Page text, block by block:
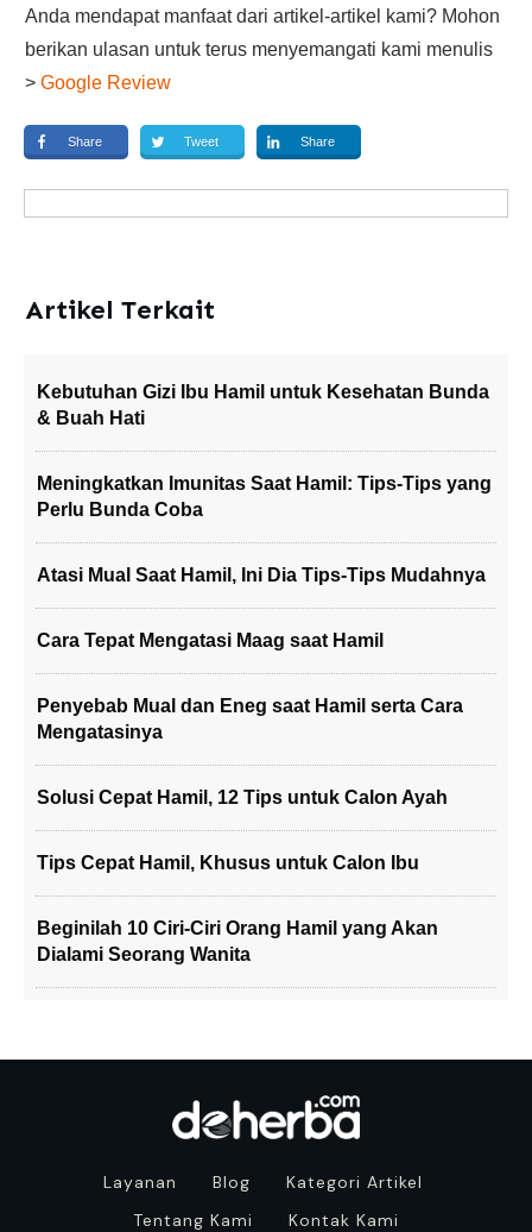
Anda mendapat manfaat dari artikel-artikel kami? Mohon
berikan ulasan untuk terus menyemangati kami menulis
> Google Review
Share Tweet Share
Artikel Terkait
Kebutuhan Gizi Ibu Hamil untuk Kesehatan Bunda
& Buah Hati
Meningkatkan Imunitas Saat Hamil: Tips-Tips yang
Perlu Bunda Coba
Atasi Mual Saat Hamil, Ini Dia Tips-Tips Mudahnya
Cara Tepat Mengatasi Maag saat Hamil
Penyebab Mual dan Eneg saat Hamil serta Cara
Mengatasinya
Solusi Cepat Hamil, 12 Tips untuk Calon Ayah
Tips Cepat Hamil, Khusus untuk Calon Ibu
Beginilah 10 Ciri-Ciri Orang Hamil yang Akan
Dialami Seorang Wanita
Layanan Blog
Kategori Artikel
Tentang Kami
Kontak Kami